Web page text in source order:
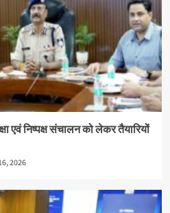
एवं निष्पक्ष संचालन को लेकर तैयारियों
2026